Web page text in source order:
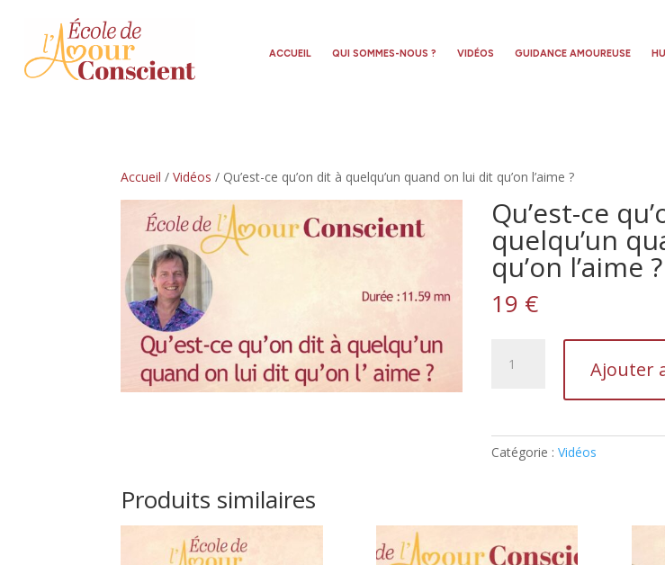
ACCUEIL QUI SOMMES-NOUS ? VIDÉOS GUIDANCE AMOUREUSE
Accueil /Vidéos / Qu’est-ce qu’on dit à quelqu’un quand on lui dit qu’on l’aime ?
Qu’est-ce
quelqu’un
qu’on l’aime ?
19 €
qu'on
dit
lui
Ajouter
Catégorie :Vidéos
Produits similaires